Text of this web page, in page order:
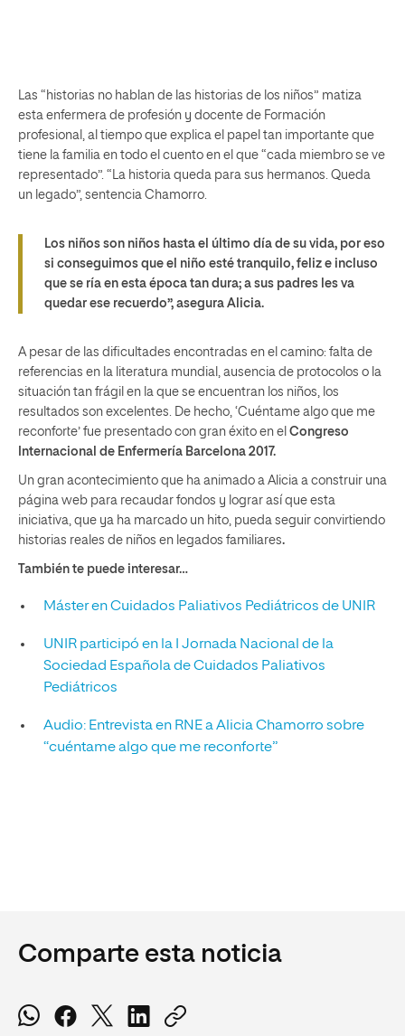
Las “historias no hablan de las historias de los niños” matiza
esta enfermera de profesión y docente de Formación
profesional, al tiempo que explica el papel tan importante que
tiene la familia en todo el cuento en el que “cada miembro se ve
representado”. “La historia queda para sus hermanos. Queda
un legado”, sentencia Chamorro.
Los niños son niños hasta el último día de su vida, por eso
si conseguimos que el niño esté tranquilo, feliz e incluso
que se ría en esta época tan dura; a sus padres les va
quedar ese recuerdo”, asegura Alicia.
A pesar de las dificultades encontradas en el camino: falta de
referencias en la literatura mundial, ausencia de protocolos o la
situación tan frágil en la que se encuentran los niños, los
resultados son excelentes. De hecho, ‘Cuéntame algo que me
reconforte’ fue presentado con gran éxito en el Congreso
Internacional de Enfermería Barcelona 2017.
Un gran acontecimiento que ha animado a Alicia a construir una
página web para recaudar fondos y lograr así que esta
iniciativa, que ya ha marcado un hito, pueda seguir convirtiendo
historias reales de niños en legados familiares.
También te puede interesar…
Máster en Cuidados Paliativos Pediátricos de UNIR
UNIR participó en la I Jornada Nacional de la
Sociedad Española de Cuidados Paliativos
Pediátricos
Audio: Entrevista en RNE a Alicia Chamorro sobre
“cuéntame algo que me reconforte”
Comparte esta noticia